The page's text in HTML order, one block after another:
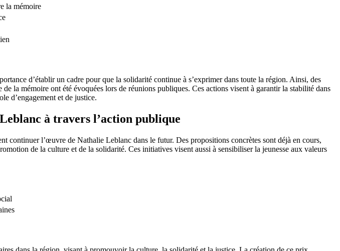
la mémoire
d’établir un cadre pour que la solidarité continue à s’exprimer dans toute la région. Ainsi, des
la mémoire ont été évoquées lors de réunions publiques. Ces actions visent à garantir la stabilité dans
d’engagement et de justice.
à travers l’action publique
continuer l’œuvre de Nathalie Leblanc dans le futur. Des propositions concrètes sont déjà en cours,
de la culture et de la solidarité. Ces initiatives visent aussi à sensibiliser la jeunesse aux valeurs